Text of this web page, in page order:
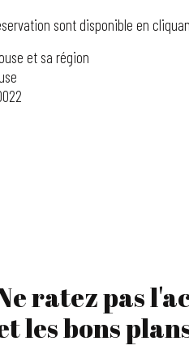
sont disponible en
et sa région
ratez pas
les bons